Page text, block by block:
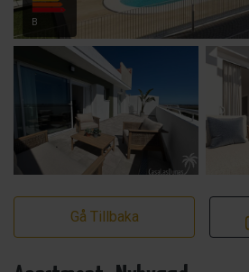
B
Gå Tillbaka